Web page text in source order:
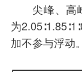
尖峰、高
为
加不参与浮动。